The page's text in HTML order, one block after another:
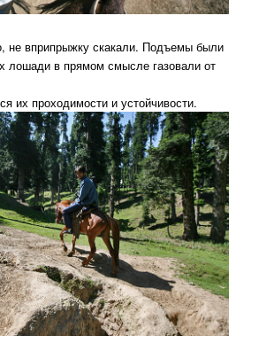
не вприпрыжку скакали. Подъемы были
лошади в прямом смысле газовали от
их проходимости и устойчивости.